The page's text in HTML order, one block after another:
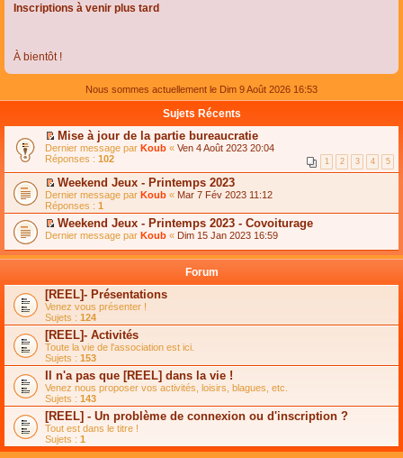
Inscriptions à venir plus tard
À bientôt !
Nous sommes actuellement le Dim 9 Août 2026 16:53
Sujets Récents
C
o
n
s
u
l
t
e
r
l
e
s
s
a
g
e
n
o
n
l
u
l
e
p
l
u
s
Mise à jour de la partie bureaucratie
Dernier message par Koub « Ven 4 Août 2023 20:04
Réponses : 102 1 2 3 4 5
C
o
n
s
u
t
l
e
m
e
s
s
a
g
e
n
o
n
l
u
l
e
Weekend Jeux - Printemps 2023
Dernier message par Koub « Mar 7 Fév 2023 11:12
Réponses : 1
C
n
l
t
e
r
l
e
m
e
s
s
a
g
e
n
o
n
Weekend Jeux - Printemps 2023 - Covoiturage
Dernier message par Koub « Dim 15 Jan 2023 16:59
Forum
[REEL]- Présentations
Venez vous présenter !
Sujets : 124
[REEL]- Activités
Toute la vie de l'association est ici.
Sujets : 153
Il n'a pas que [REEL] dans la vie !
Venez nous proposer vos activités, loisirs, blagues, etc.
Sujets : 143
[REEL] - Un problème de connexion ou d'inscription ?
Tout est dans le titre !
Sujets : 1